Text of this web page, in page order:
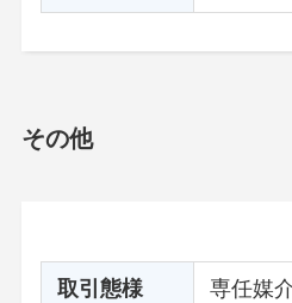
その他
取引態様 専任媒